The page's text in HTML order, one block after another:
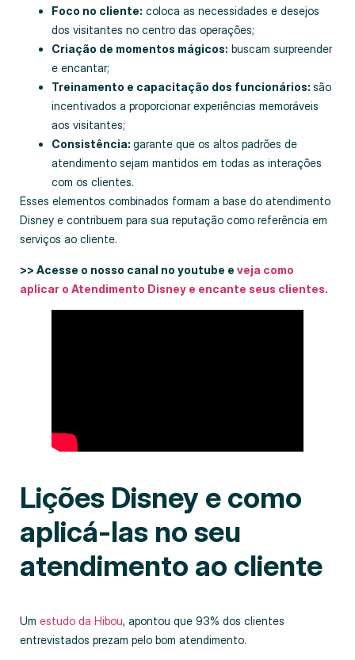
Foco no cliente: coloca as necessidades e desejos
dos visitantes no centro das operações;
Criação de momentos mágicos: buscam surpreender
e encantar;
Treinamento e capacitação dos funcionários: são
incentivados a proporcionar experiências memoráveis
aos visitantes;
Consistência: garante que os altos padrões de
atendimento sejam mantidos em todas as interações
com os clientes.
Esses elementos combinados formam a base do atendimento
Disney e contribuem para sua reputação como referência em
serviços ao cliente.
>> Acesse o nosso canal no youtube e veja como
aplicar o Atendimento Disney e encante seus clientes.
Lições Disney e como
aplicá-las no seu
atendimento ao cliente
Um estudo da Hibou, apontou que 93% dos clientes
entrevistados prezam pelo bom atendimento.